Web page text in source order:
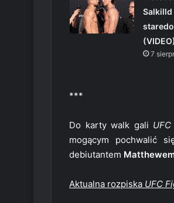
(VIDEO)
7
***
Do karty walk gali
mogącym pochwalić
debiutantem
Aktualna rozpiska UFC